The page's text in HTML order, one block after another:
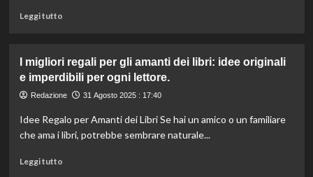
disponibili
Leggi tuttoLeggi
F1
GP
Olanda
orari
e
della
I migliori regali per gli amanti dei libri: idee originali
e imperdibili per ogni lettore.
Redazione 31 Agosto 2025 : 17:40
Idee Regalo per Amanti dei Libri Se hai un amico o un familiare
che ama i libri, potrebbe sembrare naturale...
Leggi tuttoLeggi